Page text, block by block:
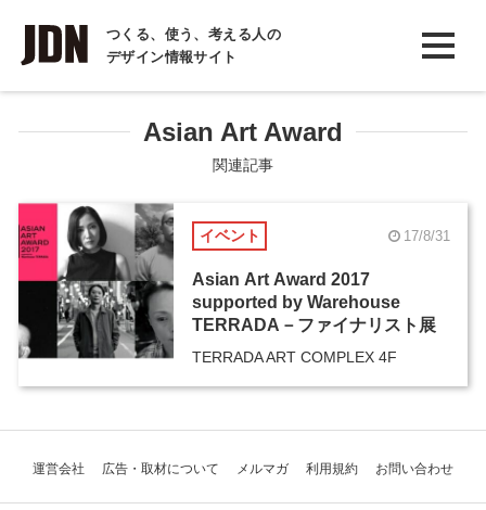
つくる、使う、考える人の
デザイン情報サイト
INTERVIEW
インタビュー
REPORT
COLUMN
コラム
Asian Art Award
関連記事
イベント 17/8/31
Asian Art Award 2017
supported by Warehouse
TERRADA－ファイナリスト展
TERRADA ART COMPLEX 4F
運営会社 広告・取材について メルマガ 利用規約 お問い合わせ